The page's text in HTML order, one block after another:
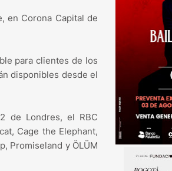
en Corona Capital de
para clientes de los
disponibles desde el
de Londres, el RBC
Cage the Elephant,
Promiseland y ÖLÜM